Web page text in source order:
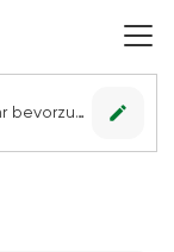
Kein Geschäft ausgewählt. Wählen Sie Ihr bevorzugtes Geschäft, um alle Angebote sehen zu können. edit